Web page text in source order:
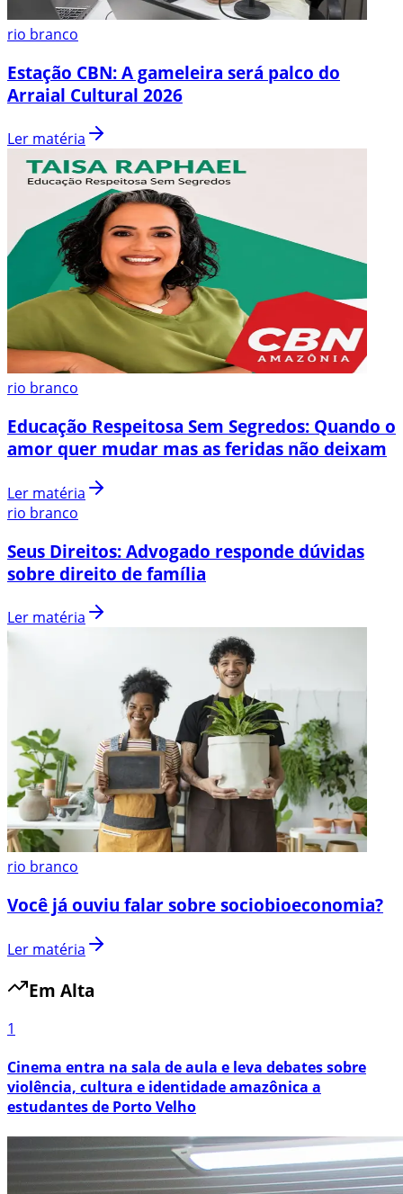
rio branco
Estação CBN: A gameleira será palco do
Arraial Cultural 2026
Ler matéria
rio branco
Educação Respeitosa Sem Segredos: Quando o
amor quer mudar mas as feridas não deixam
Ler matéria
rio branco
Seus Direitos: Advogado responde dúvidas
sobre direito de família
Ler matéria
rio branco
Você já ouviu falar sobre sociobioeconomia?
Ler matéria
Em Alta
1
Cinema entra na sala de aula e leva debates sobre
violência, cultura e identidade amazônica a
estudantes de Porto Velho